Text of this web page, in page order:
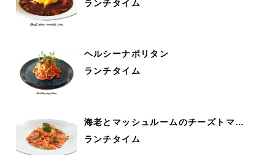
ランチタイム
ヘルシーナポリタン
ランチタイム
海老とマッシュルームのチーズトマ…
ランチタイム